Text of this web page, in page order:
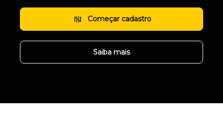
Começar cadastro
Saiba mais